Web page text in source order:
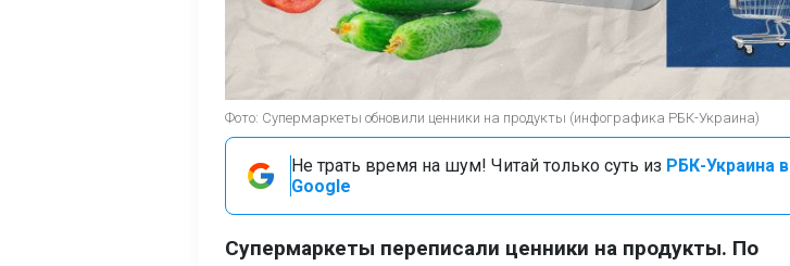
Фото: Супермаркеты обновили ценники на продукты (инфографика РБК-Украина)
Не трать время на шум! Читай только суть из РБК-Украина в
Google
Супермаркеты переписали ценники на продукты. По